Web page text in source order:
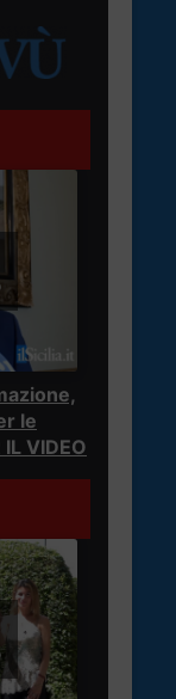
le
VIDEO